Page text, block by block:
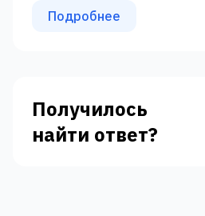
Подробнее
Получилось
найти ответ?